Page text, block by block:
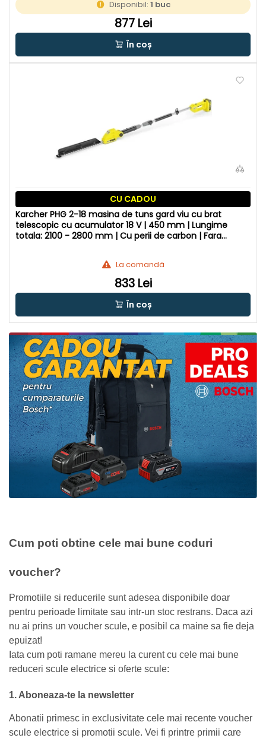
Disponibil:1 buc
877 Lei
În coș
CU CADOU
Karcher PHG 2-18 masina de tuns gard viu cu brat
telescopic cu acumulator 18 V | 450 mm | Lungime
totala: 2100 - 2800 mm | Cu perii de carbon | Fara
La comandă
833 Lei
În coș
Cum poti obtine cele mai bune coduri
voucher?
Promotiile si reducerile sunt adesea disponibile doar
pentru perioade limitate sau intr-un stoc restrans. Daca azi
nu ai prins un voucher scule, e posibil ca maine sa fie deja
epuizat!
Iata cum poti ramane mereu la curent cu cele mai bune
reduceri scule electrice si oferte scule:
1. Aboneaza-te la newsletter
Abonatii primesc in exclusivitate cele mai recente voucher
scule electrice si promotii scule. Vei fi printre primii care